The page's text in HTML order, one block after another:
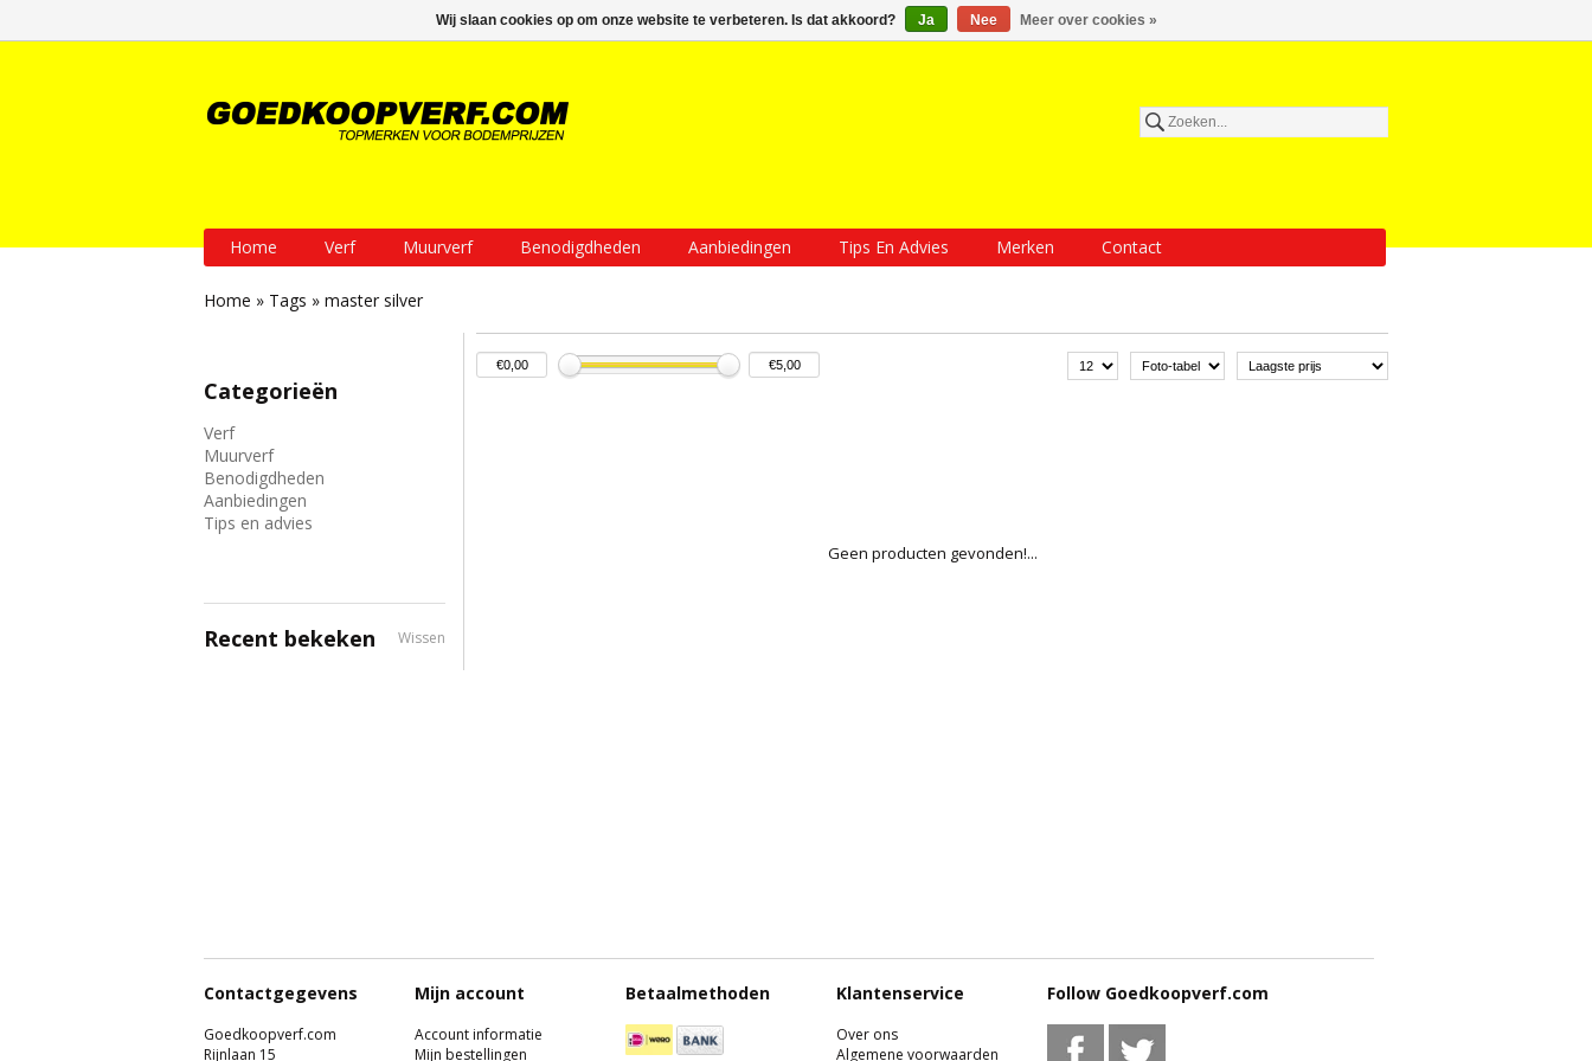
Inloggen Een account aanmaken Mijn winkelwagen €0,00
Home Verf Muurverf Benodigdheden Aanbiedingen Tips En Advies Merken Contact
Home » Tags » master silver
Categorieën
Verf
Muurverf
Benodigdheden
Aanbiedingen
Tips en advies
Recent bekeken Wissen
Geen producten gevonden!...
Contactgegevens
Goedkoopverf.com
Rijnlaan 15
Mijn account
Account informatie
Mijn bestellingen
Betaalmethoden Klantenservice
Over ons
Algemene voorwaarden
Follow Goedkoopverf.com
Wij slaan cookies op om onze website te verbeteren. Is dat akkoord? Ja Nee Meer over cookies »